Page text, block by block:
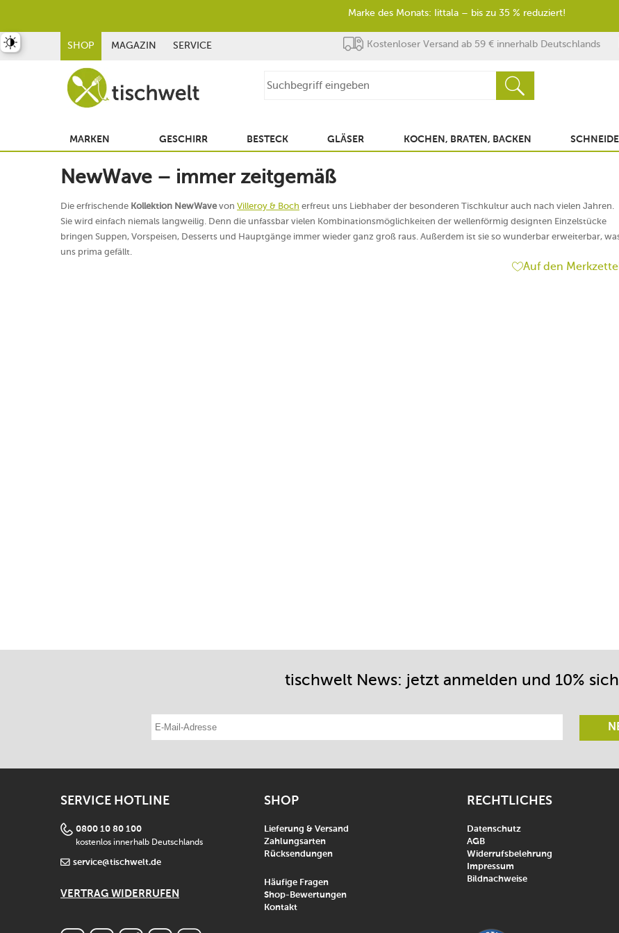
SHOP MAGAZIN SERVICE Kostenloser Versand ab 59 € innerhalb Deutschlands
MARKEN GESCHIRR BESTECK GLÄSER KOCHEN, BRATEN, BACKEN
NewWave – immer zeitgemäß
Die erfrischende Kollektion NewWavevon Villeroy & Boch erfreut uns Liebhaber der besonderen Tischkultur auch nach vielen Jahren.
Sie wird einfach niemals langweilig. Denn die unfassbar vielen Kombinationsmöglichkeiten der wellenförmig designten Einzelstücke
bringen Suppen, Vorspeisen, Desserts und Hauptgänge immer wieder ganz groß raus. Außerdem ist sie so wunderbar erweiterbar,
uns prima gefällt.
Auf den
tischwelt News: jetzt anmelden und 10%
SERVICE HOTLINE
0800 10 80 100
kostenlos innerhalb Deutschlands
service@tischwelt.de
VERTRAG WIDERRUFEN
SHOP
Lieferung & Versand
Zahlungsarten
Rücksendungen
Häufige Fragen
Shop-Bewertungen
Kontakt
RECHTLICHES
Datenschutz
AGB
Widerrufsbelehrung
Impressum
Bildnachweise
umschalten
Marke des Monats: Iittala – bis zu 35 % reduziert!